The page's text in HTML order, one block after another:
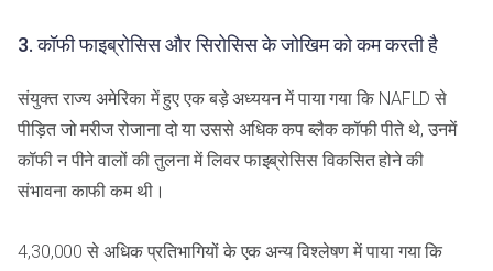
3. कॉफी फाइब्रोसिस और सिरोसिस के जोखिम को कम करती है
संयुक्त राज्य अमेरिका में हुए एक बड़े अध्ययन में पाया गया कि NAFLD से
पीड़ित जो मरीज रोजाना दो या उससे अधिक कप ब्लैक कॉफी पीते थे, उनमें
कॉफी न पीने वालों की तुलना में लिवर फाइब्रोसिस विकसित होने की
संभावना काफी कम थी।
4,30,000 से अधिक प्रतिभागियों के एक अन्य विश्लेषण में पाया गया कि